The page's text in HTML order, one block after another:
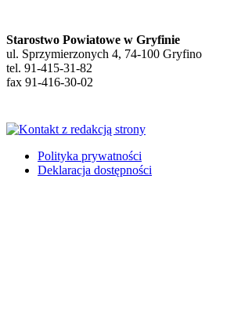
Starostwo Powiatowe w Gryfinie
ul. Sprzymierzonych 4, 74-100 Gryfino
tel. 91-415-31-82
fax 91-416-30-02
Polityka prywatności
Deklaracja dostępności